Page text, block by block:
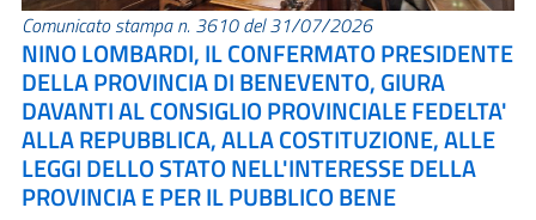
Comunicato stampa n. 3610 del 31/07/2026
NINO LOMBARDI, IL CONFERMATO PRESIDENTE
DELLA PROVINCIA DI BENEVENTO, GIURA
DAVANTI AL CONSIGLIO PROVINCIALE FEDELTA'
ALLA REPUBBLICA, ALLA COSTITUZIONE, ALLE
LEGGI DELLO STATO NELL'INTERESSE DELLA
PROVINCIA E PER IL PUBBLICO BENE